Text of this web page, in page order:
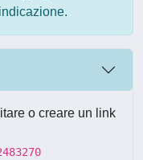
o creare un link